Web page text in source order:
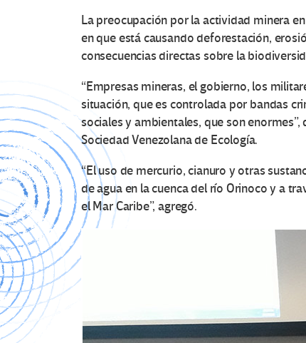
La preocupación por la actividad minera
en que está causando deforestación,
consecuencias directas sobre la
“Empresas mineras, el gobierno, los
situación, que es controlada por bandas
sociales y ambientales, que son
Sociedad Venezolana de Ecología.
“El uso de mercurio, cianuro y otras
de agua en la cuenca del río Orinoco y a
el Mar Caribe”, agregó.